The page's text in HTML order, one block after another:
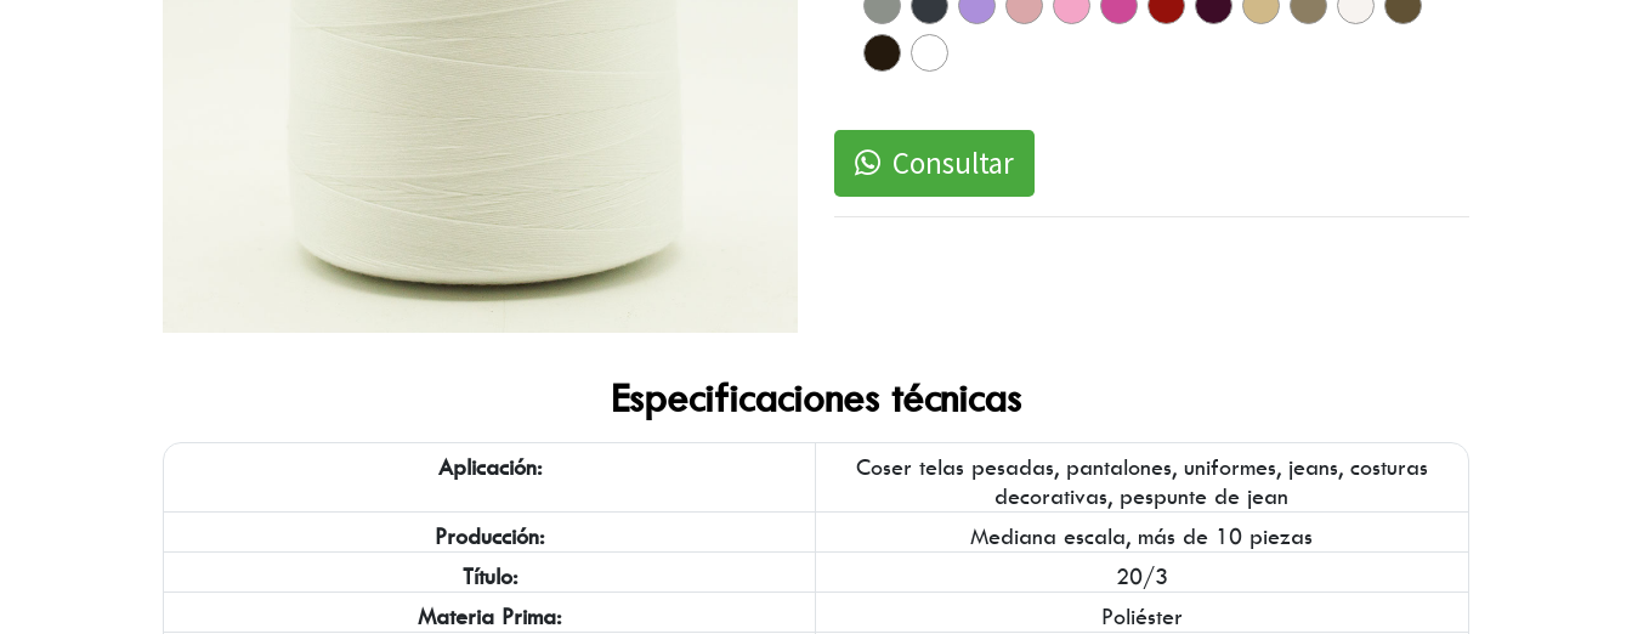
Consultar
Especificaciones técnicas
Aplicación:
Coser telas pesadas, pantalones, uniformes, jeans, costuras
decorativas, pespunte de jean
Producción:
Mediana escala, más de 10 piezas
Título:
20/3
Materia Prima:
Poliéster